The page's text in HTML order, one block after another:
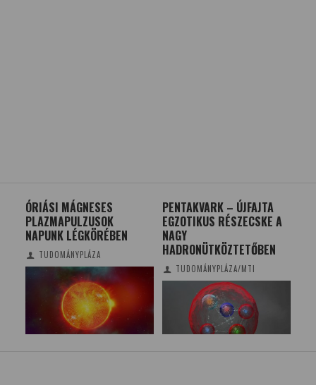
ÓRIÁSI MÁGNESES
PLAZMAPULZUSOK
NAPUNK LÉGKÖRÉBEN
TUDOMÁNYPLÁZA
PENTAKVARK – ÚJFAJTA
EGZOTIKUS RÉSZECSKE A
NAGY
HADRONÜTKÖZTETŐBEN
TUDOMÁNYPLÁZA/MTI